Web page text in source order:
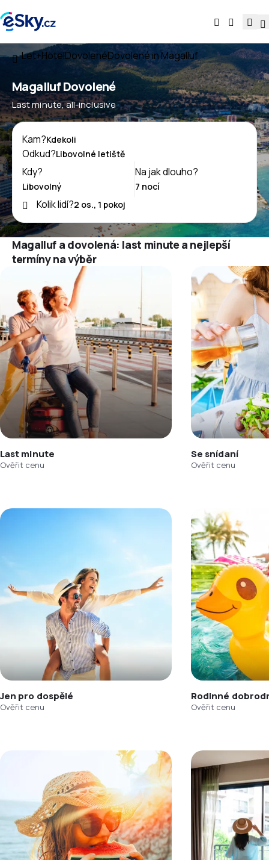
Let+HotelDovolenéDovolené in Magalluf
Magalluf Dovolené
Last minute, all-inclusive
Kam?
Odkud?
Kdy?
Na jak dlouho?
Kolik lidí?
Magalluf a dovolená: last minute a nejlepší
termíny na výběr
Last minute
Ověřit cenu
Se snídaní
Ověřit cenu
Jen pro dospělé
Ověřit cenu
Rodinné
Ověřit cenu